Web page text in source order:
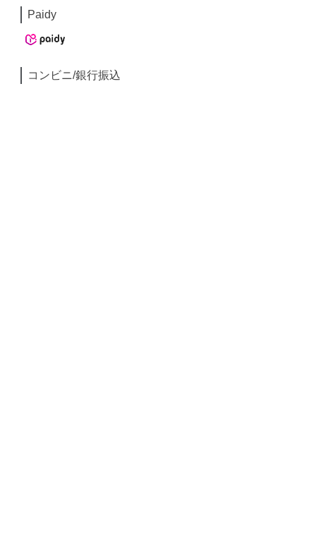
Paidy
コンビニ/銀行振込